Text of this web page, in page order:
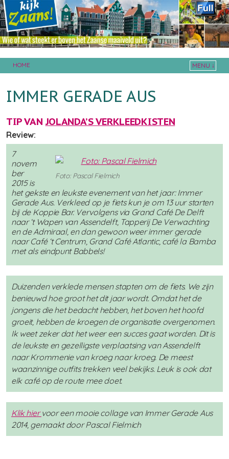
HOME
MENU ↓
IMMER GERADE AUS
TIP VAN JOLANDA’S VERKLEEDKISTEN
Review:
Foto: Pascal Fielmich
7
novem
ber
2015 is
het gekste en leukste evenement van het jaar: Immer
Gerade Aus. Verkleed op je fiets kun je om 13 uur starten
bij de Koppie Bar. Vervolgens via Grand Café De Delft
naar ‘t Wapen van Assendelft, Tapperij De Verwachting
en de Admiraal, en dan gewoon weer immer gerade
naar Café ‘t Centrum, Grand Café Atlantic, café la Bamba
met als eindpunt Babbels!
Duizenden verklede mensen stapten om de fiets. We zijn
benieuwd hoe groot het dit jaar wordt. Omdat het de
jongens die het bedacht hebben, het boven het hoofd
groeit, hebben de kroegen de organisatie overgenomen.
Ik weet zeker dat het weer een succes gaat worden. Dit is
de leukste en gezelligste verplaatsing van Assendelft
naar Krommenie van kroeg naar kroeg. De meest
waanzinnige outfits trekken veel bekijks. Leuk is ook dat
elk café op de route mee doet.
Klik hiervoor een mooie collage van Immer Gerade Aus
2014, gemaakt door Pascal Fielmich